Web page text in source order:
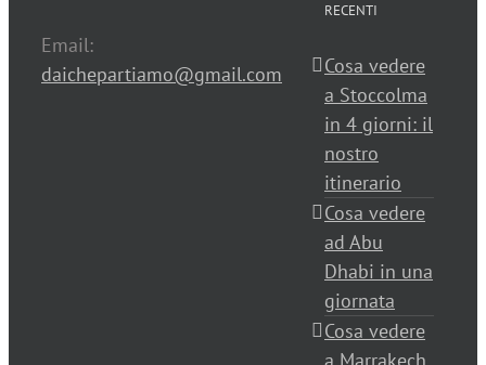
Email:
daichepartiamo@gmail.com
RECENTI
Cosa vedere
a Stoccolma
in 4 giorni: il
nostro
itinerario
Cosa vedere
ad Abu
Dhabi in una
giornata
Cosa vedere